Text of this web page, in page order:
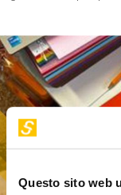
Questo sito web